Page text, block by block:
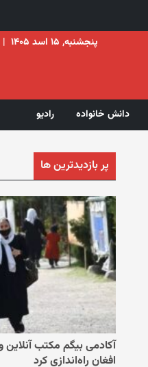
پنجشنبه, ۱۵ اسد ۱۴۰۵ |
دانش خانواده رادیو
پر بازدیدترین ها
آکادمی بیگم مکتب آنلاین
افغان راه‌اندازی کرد